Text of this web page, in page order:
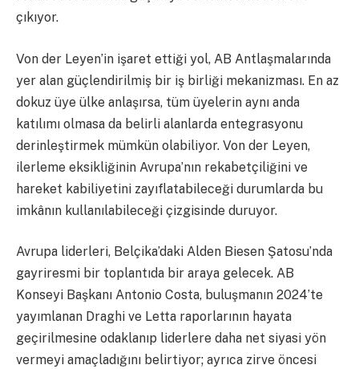
çıkıyor.
Von der Leyen’in işaret ettiği yol, AB Antlaşmalarında
yer alan güçlendirilmiş bir iş birliği mekanizması. En az
dokuz üye ülke anlaşırsa, tüm üyelerin aynı anda
katılımı olmasa da belirli alanlarda entegrasyonu
derinleştirmek mümkün olabiliyor. Von der Leyen,
ilerleme eksikliğinin Avrupa’nın rekabetçiliğini ve
hareket kabiliyetini zayıflatabileceği durumlarda bu
imkânın kullanılabileceği çizgisinde duruyor.
Avrupa liderleri, Belçika’daki Alden Biesen Şatosu’nda
gayriresmi bir toplantıda bir araya gelecek. AB
Konseyi Başkanı Antonio Costa, buluşmanın 2024’te
yayımlanan Draghi ve Letta raporlarının hayata
geçirilmesine odaklanıp liderlere daha net siyasi yön
vermeyi amaçladığını belirtiyor; ayrıca zirve öncesi